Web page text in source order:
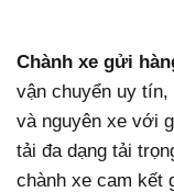
Chành xe gửi
vận chuyển uy tín,
và nguyên xe với
tải đa dạng tải
chành xe cam kết